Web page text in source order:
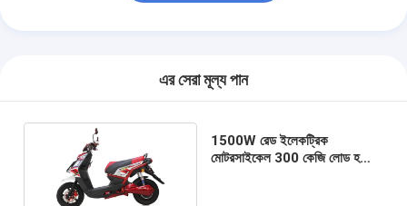
এর সেরা মূল্য পান
1500W রেড ইলেকট্রিক
মোটরসাইকেল 300 কেজি লোড হচ্ছে